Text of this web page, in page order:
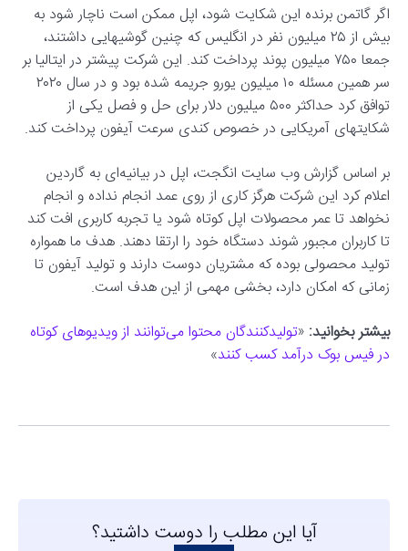
اگر گاتمن برنده این شکایت شود، اپل ممکن است ناچار شود به
بیش از ۲۵ میلیون نفر در انگلیس که چنین گوشیهایی داشتند،
جمعا ۷۵۰ میلیون پوند پرداخت کند. این شرکت پیشتر در ایتالیا بر
سر همین مسئله ۱۰ میلیون یورو جریمه شده بود و در سال ۲۰۲۰
توافق کرد حداکثر ۵۰۰ میلیون دلار برای حل و فصل یکی از
شکایتهای آمریکایی در خصوص کندی سرعت آیفون پرداخت کند.
بر اساس گزارش وب سایت انگجت، اپل در بیانیه‌ای به گاردین
اعلام کرد این شرکت هرگز کاری از روی عمد انجام نداده و انجام
نخواهد تا عمر محصولات اپل کوتاه شود یا تجربه کاربری افت کند
تا کاربران مجبور شوند دستگاه خود را ارتقا دهند. هدف ما همواره
تولید محصولی بوده که مشتریان دوست دارند و تولید آیفون تا
زمانی که امکان دارد، بخشی مهمی از این هدف است.
بیشتر بخوانید: «تولیدکنندگان محتوا می‌توانند از ویدیوهای کوتاه
در فیس بوک درآمد کسب کنند»
آیا این مطلب را دوست داشتید؟